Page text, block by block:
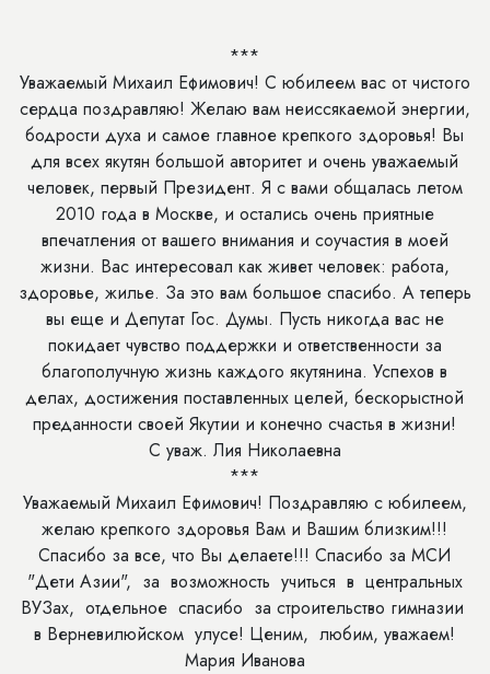
***
Уважаемый Михаил Ефимович! С юбилеем вас от чистого
сердца поздравляю! Желаю вам неиссякаемой энергии,
бодрости духа и самое главное крепкого здоровья! Вы
для всех якутян большой авторитет и очень уважаемый
человек, первый Президент. Я с вами общалась летом
2010 года в Москве, и остались очень приятные
впечатления от вашего внимания и соучастия в моей
жизни. Вас интересовал как живет человек: работа,
здоровье, жилье. За это вам большое спасибо. А теперь
вы еще и Депутат Гос. Думы. Пусть никогда вас не
покидает чувство поддержки и ответственности за
благополучную жизнь каждого якутянина. Успехов в
делах, достижения поставленных целей, бескорыстной
преданности своей Якутии и конечно счастья в жизни!
С уваж. Лия Николаевна
***
Уважаемый Михаил Ефимович! Поздравляю с юбилеем,
желаю крепкого здоровья Вам и Вашим близким!!!
Спасибо за все, что Вы делаете!!! Спасибо за МСИ
"Дети Азии", за возможность учиться в центральных
ВУЗах, отдельное спасибо за строительство гимназии
в Верневилюйском улусе! Ценим, любим, уважаем!
Мария Иванова